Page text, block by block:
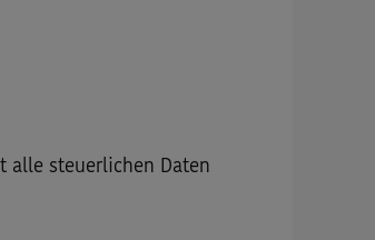
alle steuerlichen Daten